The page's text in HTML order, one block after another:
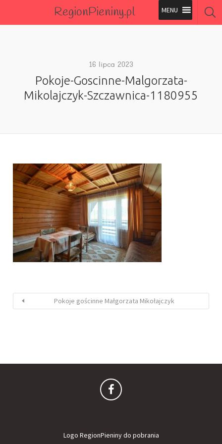
RegionPieniny.pl
Wszystkie Obiekty
16 lipca 2023
Pokoje-Goscinne-Malgorzata-
Mikolajczyk-Szczawnica-1180955
Pokoje gościnne Małgorzata Mikołajczyk
Logo RegionPieniny do pobrania